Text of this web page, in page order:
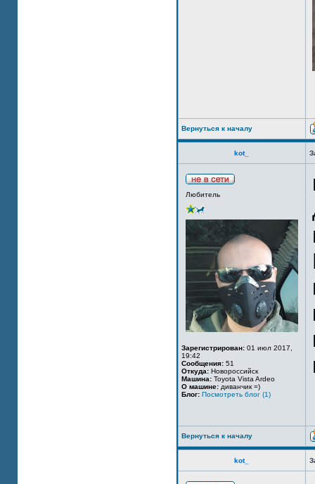
Вернуться к началу
kot_
Любитель
Зарегистрирован: 01 июл 2017,
19:42
Сообщения: 51
Откуда: Новороссийск
Машина: Toyota Vista Ardeo
О машине: диванчик =)
Блог: Посмотреть блог (1)
Вернуться к началу
kot_